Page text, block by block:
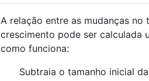
A relação entre as mudanças
crescimento pode ser calculada
como funciona:
Subtraia o tamanho inicial